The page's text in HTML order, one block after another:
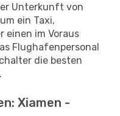
Unterkunft von
ein Taxi,
einen im Voraus
Flughafenpersonal
die besten
Xiamen -